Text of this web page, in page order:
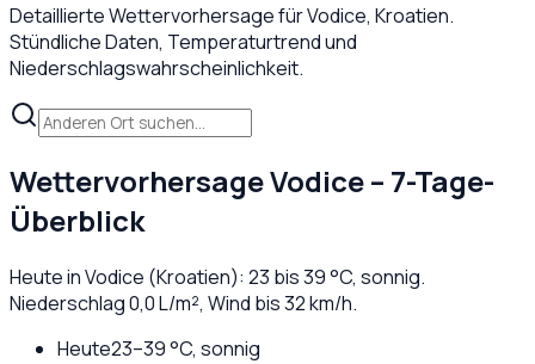
Detaillierte Wettervorhersage fürVodice, Kroatien.
Stündliche Daten, Temperaturtrend und
Niederschlagswahrscheinlichkeit.
WettervorhersageVodice– 7-Tage-
Überblick
Heute inVodice (Kroatien): 23 bis39°C, sonnig.
Niederschlag0,0L/m², Wind bis32km/h.
Heute23–39°C, sonnig